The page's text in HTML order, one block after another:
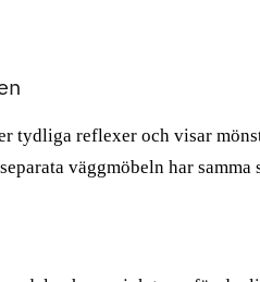
tydliga reflexer och visar
väggmöbeln har samma